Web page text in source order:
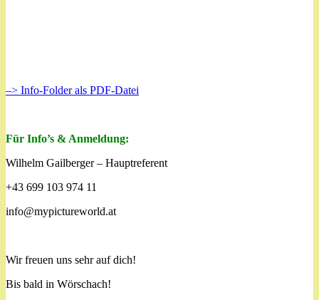
–> Info-Folder als PDF-Datei
Für Info’s & Anmeldung:
Wilhelm Gailberger – Hauptreferent
+43 699 103 974 11
info@mypictureworld.at
Wir freuen uns sehr auf dich!
Bis bald in Wörschach!